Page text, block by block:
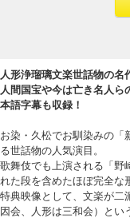
人形浄瑠璃文楽世話物の名
人間国宝や今は亡き名人
本語字幕も収録！
お染・久松でお馴染みの「
る世話物の人気演目。
歌舞伎でも上演される「野
れた段を含めたほぼ完全な
特典映像として、文楽が二
因会、人形は三和会）とい